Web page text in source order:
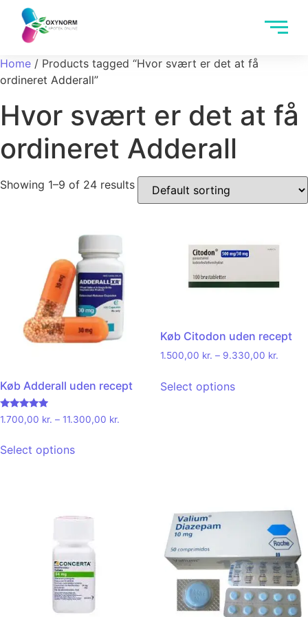
Home / Products tagged “Hvor svært er det at få
ordineret Adderall”
Hvor svært er det at få
ordineret Adderall
Showing 1–9 of 24 results
Køb Adderall uden recept
Rated
4.71
1.700,00 kr. – 11.300,00 kr.
Select options
Køb Citodon uden recept
1.500,00 kr. – 9.330,00 kr.
Select options